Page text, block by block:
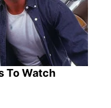
To Watch